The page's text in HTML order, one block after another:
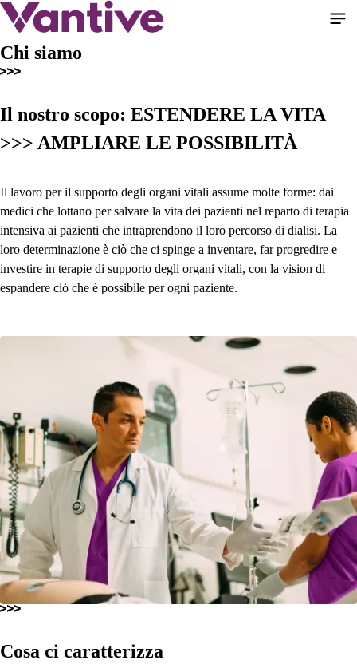
Salta
contenuto
principale
Chi siamo
Il nostro scopo: ESTENDERE LA VITA
>>> AMPLIARE LE POSSIBILITÀ
Il lavoro per il supporto degli organi vitali assume molte forme: dai
medici che lottano per salvare la vita dei pazienti nel reparto di terapia
intensiva ai pazienti che intraprendono il loro percorso di dialisi. La
loro determinazione è ciò che ci spinge a inventare, far progredire e
investire in terapie di supporto degli organi vitali, con la vision di
espandere ciò che è possibile per ogni paziente.
Cosa ci caratterizza